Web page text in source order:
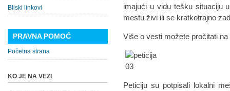
imajući u vidu tešku situaciju
mestu živi ili se kratkotrajno
Više o vesti možete pročitati na
Peticiju su potpisali lokalni
Bliski linkovi
PRAVNA POMOĆ
Početna strana
KO JE NA VEZI